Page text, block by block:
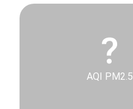
?
AQI PM2.5